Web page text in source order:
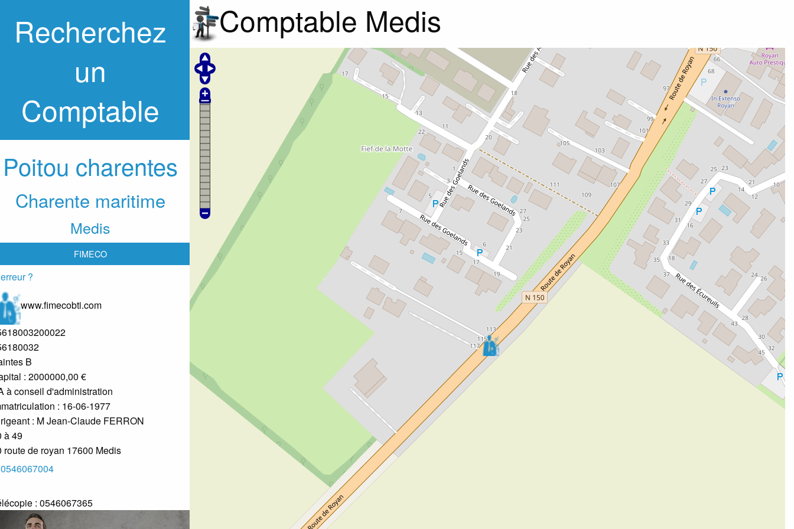
Recherchez
un
Comptable
Poitou charentes
Charente maritime
Medis
FIMECO
erreur ?
www.fimecobti.com
B
: 2000000,00 €
à conseil d'administration
: 16-06-1977
: M Jean-Claude FERRON
à 49
route de royan 17600 Medis
0546067004
: 0546067365
Comptable Medis